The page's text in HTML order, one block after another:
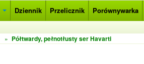
Dziennik Przelicznik Porównywarka
» Półtwardy, pełnotłusty ser Havarti